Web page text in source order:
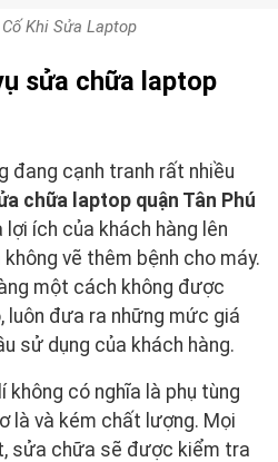
Khi Sửa Laptop
sửa chữa laptop
đang cạnh tranh rất nhiều
chữa laptop quận Tân Phú
ích của khách hàng lên
vẽ thêm bệnh cho máy.
một cách không được
luôn đưa ra những mức giá
sử dụng của khách hàng.
không có nghĩa là phụ tùng
là và kém chất lượng. Mọi
sửa chữa sẽ được kiểm tra